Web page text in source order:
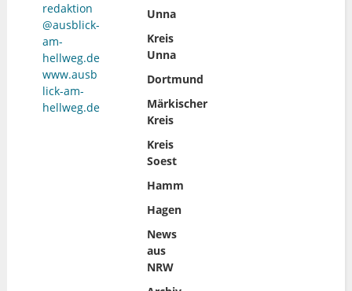
redaktion
@ausblick-
am-
hellweg.de
www.ausb
lick-am-
hellweg.de
Unna
Kreis
Unna
Dortmund
Märkischer
Kreis
Kreis
Soest
Hamm
Hagen
News
aus
NRW